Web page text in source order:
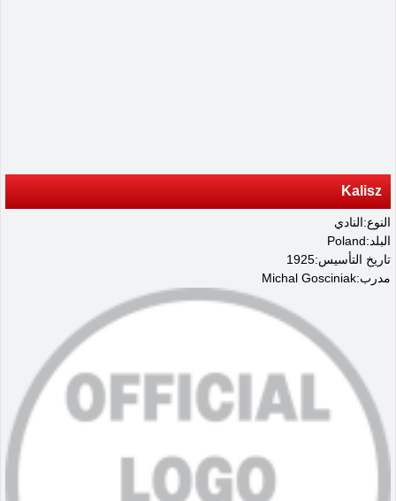
Kalisz
النوع:النادي
البلد:Poland
تاريخ التأسيس:1925
مدرب:Michal Gosciniak